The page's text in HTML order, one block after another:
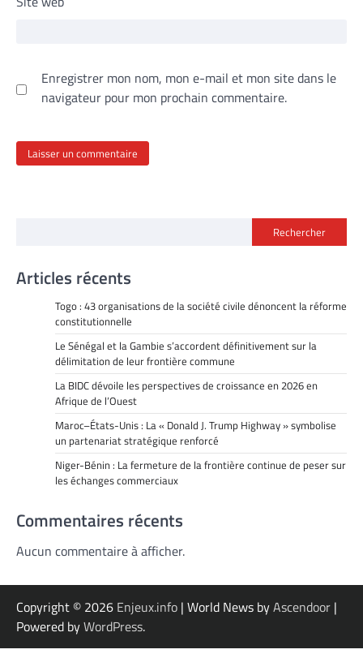
Enregistrer mon nom, mon e-mail et mon site dans le
navigateur pour mon prochain commentaire.
Rechercher
Articles récents
Togo : 43 organisations de la société civile dénoncent la réforme
constitutionnelle
Le Sénégal et la Gambie s’accordent définitivement sur la
délimitation de leur frontière commune
La BIDC dévoile les perspectives de croissance en 2026 en
Afrique de l’Ouest
Maroc–États-Unis : La « Donald J. Trump Highway » symbolise
un partenariat stratégique renforcé
Niger-Bénin : La fermeture de la frontière continue de peser sur
les échanges commerciaux
Commentaires récents
Aucun commentaire à afficher.
Copyright © 2026 Enjeux.info | World News byAscendoor |
Powered byWordPress.